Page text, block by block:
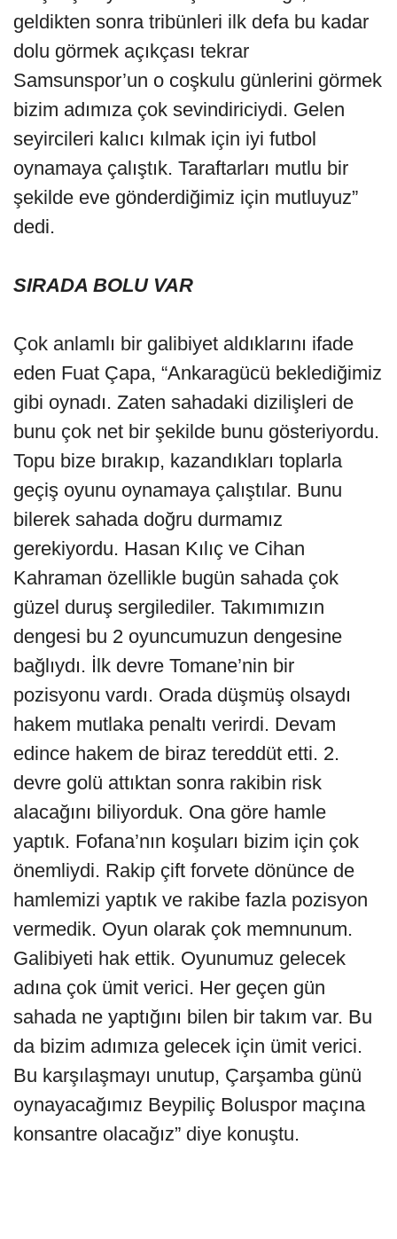
geldikten sonra tribünleri ilk defa bu kadar
dolu görmek açıkçası tekrar
Samsunspor’un o coşkulu günlerini görmek
bizim adımıza çok sevindiriciydi. Gelen
seyircileri kalıcı kılmak için iyi futbol
oynamaya çalıştık. Taraftarları mutlu bir
şekilde eve gönderdiğimiz için mutluyuz”
dedi.
SIRADA BOLU VAR
Çok anlamlı bir galibiyet aldıklarını ifade
eden Fuat Çapa, “Ankaragücü beklediğimiz
gibi oynadı. Zaten sahadaki dizilişleri de
bunu çok net bir şekilde bunu gösteriyordu.
Topu bize bırakıp, kazandıkları toplarla
geçiş oyunu oynamaya çalıştılar. Bunu
bilerek sahada doğru durmamız
gerekiyordu. Hasan Kılıç ve Cihan
Kahraman özellikle bugün sahada çok
güzel duruş sergilediler. Takımımızın
dengesi bu 2 oyuncumuzun dengesine
bağlıydı. İlk devre Tomane’nin bir
pozisyonu vardı. Orada düşmüş olsaydı
hakem mutlaka penaltı verirdi. Devam
edince hakem de biraz tereddüt etti. 2.
devre golü attıktan sonra rakibin risk
alacağını biliyorduk. Ona göre hamle
yaptık. Fofana’nın koşuları bizim için çok
önemliydi. Rakip çift forvete dönünce de
hamlemizi yaptık ve rakibe fazla pozisyon
vermedik. Oyun olarak çok memnunum.
Galibiyeti hak ettik. Oyunumuz gelecek
adına çok ümit verici. Her geçen gün
sahada ne yaptığını bilen bir takım var. Bu
da bizim adımıza gelecek için ümit verici.
Bu karşılaşmayı unutup, Çarşamba günü
oynayacağımız Beypiliç Boluspor maçına
konsantre olacağız” diye konuştu.